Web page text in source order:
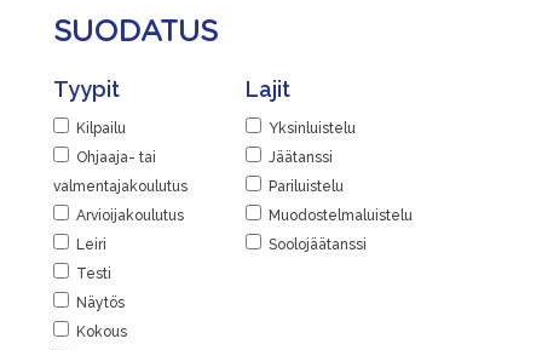
SUODATUS
Tyypit
Kilpailu
Ohjaaja- tai
valmentajakoulutus
Arvioijakoulutus
Leiri
Testi
Näytös
Kokous
Lajit
Yksinluistelu
Jäätanssi
Pariluistelu
Muodostelmaluistelu
Soolojäätanssi